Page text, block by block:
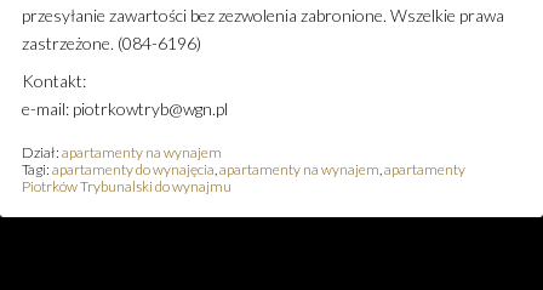
przesyłanie zawartości bez zezwolenia zabronione. Wszelkie prawa
zastrzeżone. (084-6196)
Kontakt:
e-mail: piotrkowtryb@wgn.pl
Dział: apartamenty na wynajem
Tagi: apartamenty do wynajęcia,apartamenty na wynajem,apartamenty
Piotrków Trybunalski do wynajmu